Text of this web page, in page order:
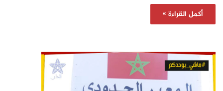
أكمل القراءة »